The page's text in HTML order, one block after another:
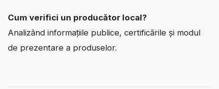
Cum verifici un producător local?
Analizând informațiile publice, certificările și modul
de prezentare a produselor.